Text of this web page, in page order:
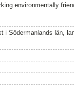
environmentally
Södermanlands län,